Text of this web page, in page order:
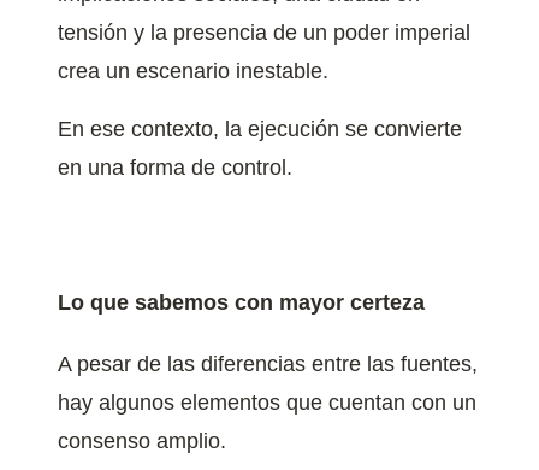
tensión y la presencia de un poder imperial
crea un escenario inestable.
En ese contexto, la ejecución se convierte
en una forma de control.
Lo que sabemos con mayor certeza
A pesar de las diferencias entre las fuentes,
hay algunos elementos que cuentan con un
consenso amplio.